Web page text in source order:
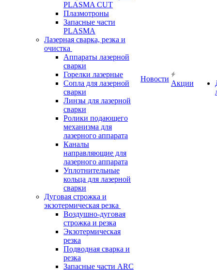
PLASMA CUT
Плазмотроны
Запасные части
PLASMA
Лазерная сварка, резка и
очистка
Аппараты лазерной
сварки
Горелки лазерные
Сопла для лазерной
сварки
Линзы для лазерной
сварки
Ролики подающего
механизма для
лазерного аппарата
Каналы
направляющие для
лазерного аппарата
Уплотнительные
кольца для лазерной
сварки
Дуговая строжка и
экзотермическая резка
Воздушно-дуговая
строжка и резка
Экзотермическая
резка
Подводная сварка и
резка
Запасные части ARC
Новости
Акции